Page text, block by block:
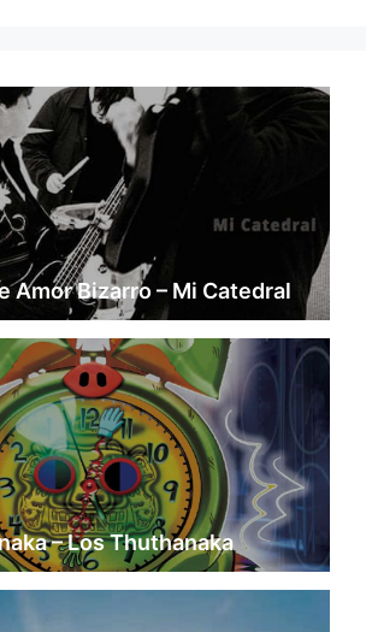
Amor Bizarro – Mi Catedral
– Los Thuthanaka